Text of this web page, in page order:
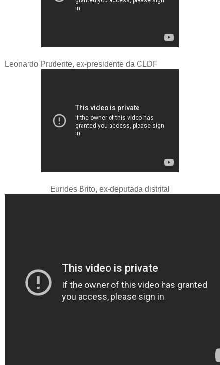
Leonardo Prudente, ex-presidente da CLDF
Eurides Brito, ex-deputada distrital